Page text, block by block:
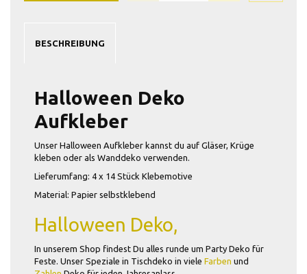
BESCHREIBUNG
Halloween Deko
Aufkleber
Unser Halloween Aufkleber kannst du auf Gläser, Krüge
kleben oder als Wanddeko verwenden.
Lieferumfang: 4 x 14 Stück Klebemotive
Material: Papier selbstklebend
Halloween Deko,
In unserem Shop findest Du alles runde um Party Deko für
Feste. Unser Speziale in Tischdeko in viele Farben und